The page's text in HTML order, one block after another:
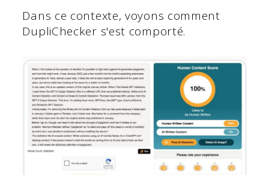
Dans ce contexte, voyons comment
DupliChecker s'est comporté.